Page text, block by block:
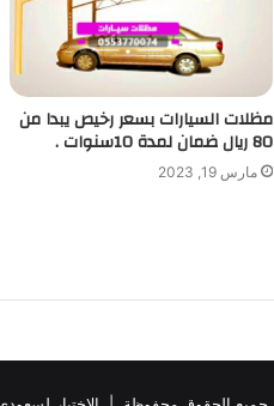
مظلات السيارات بسعر رخيص يبدا من
80 ريال ضمان لمدة 10سنوات .
مارس 19, 2023